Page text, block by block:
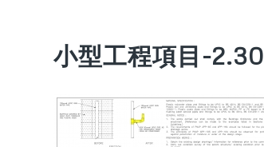
小型工程項目-2.30